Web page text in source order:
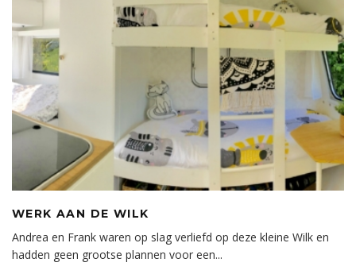
WERK AAN DE WILK
Andrea en Frank waren op slag verliefd op deze kleine Wilk en
hadden geen grootse plannen voor een...